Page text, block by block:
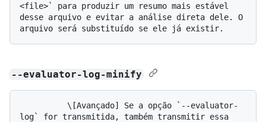
<file>` para produzir um resumo mais estável
desse arquivo e evitar a análise direta dele. O
--evaluator-log-minify
log` for transmitida, também transmitir essa